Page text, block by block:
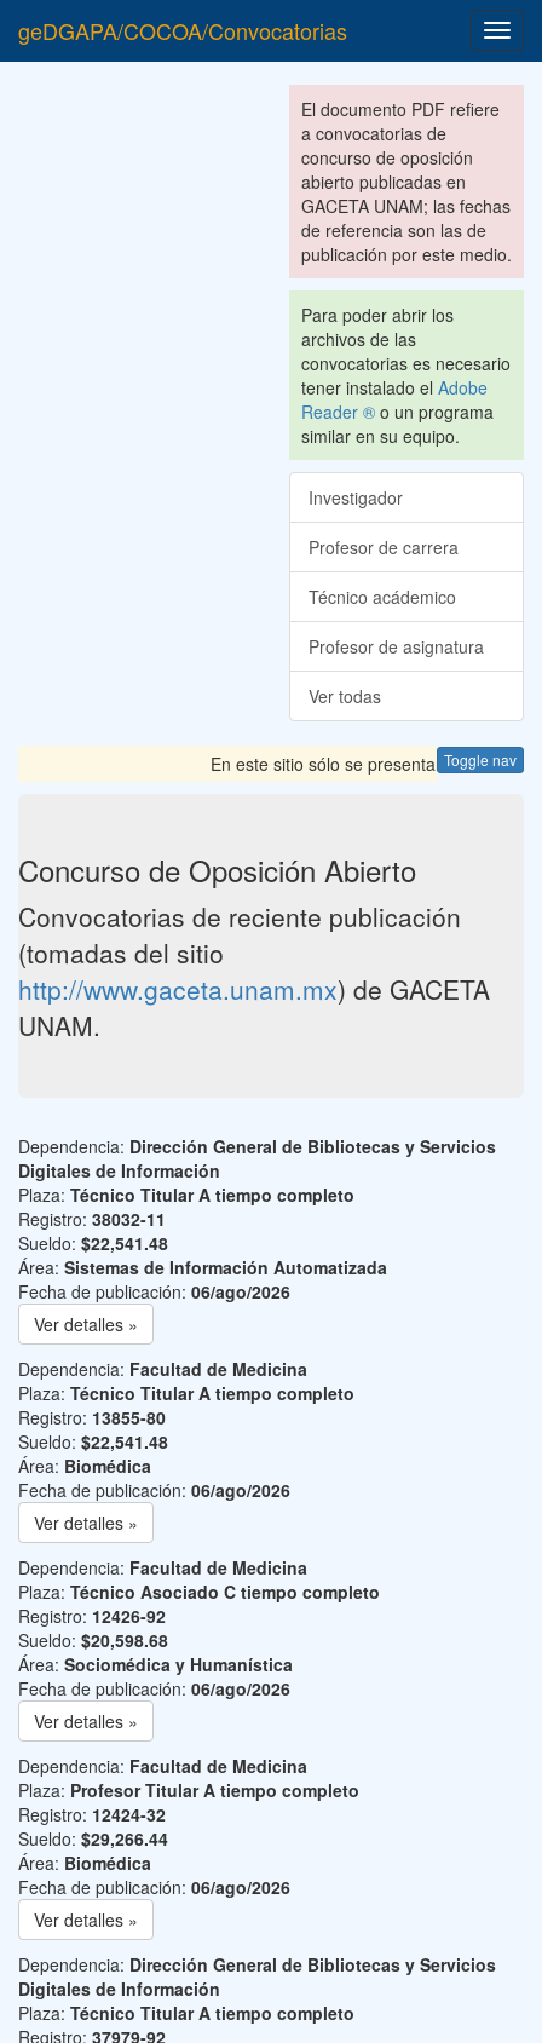
geDGAPA/COCOA/Convocatorias
El documento PDF refiere
a convocatorias de
concurso de oposición
abierto publicadas en
GACETA UNAM; las fechas
de referencia son las de
publicación por este medio.
Para poder abrir los
archivos de las
convocatorias es necesario
tener instalado el Adobe
Reader ® o un programa
similar en su equipo.
Investigador
Profesor de carrera
Técnico acádemico
Profesor de asignatura
Ver todas
Toggle nav
En este sitio sólo se presentan las
Concurso de Oposición Abierto
Convocatorias de reciente publicación
(tomadas del sitio
http://www.gaceta.unam.mx) de GACETA
UNAM.
Dependencia: Dirección General de Bibliotecas y Servicios
Digitales de Información
Plaza: Técnico Titular A tiempo completo
Registro: 38032-11
Sueldo: $22,541.48
Área: Sistemas de Información Automatizada
Fecha de publicación: 06/ago/2026
Ver detalles »
Dependencia: Facultad de Medicina
Plaza: Técnico Titular A tiempo completo
Registro: 13855-80
Sueldo: $22,541.48
Área: Biomédica
Fecha de publicación: 06/ago/2026
Ver detalles »
Dependencia: Facultad de Medicina
Plaza: Técnico Asociado C tiempo completo
Registro: 12426-92
Sueldo: $20,598.68
Área: Sociomédica y Humanística
Fecha de publicación: 06/ago/2026
Ver detalles »
Dependencia: Facultad de Medicina
Plaza: Profesor Titular A tiempo completo
Registro: 12424-32
Sueldo: $29,266.44
Área: Biomédica
Fecha de publicación: 06/ago/2026
Ver detalles »
Dependencia: Dirección General de Bibliotecas y Servicios
Digitales de Información
Plaza: Técnico Titular A tiempo completo
Registro: 37979-92